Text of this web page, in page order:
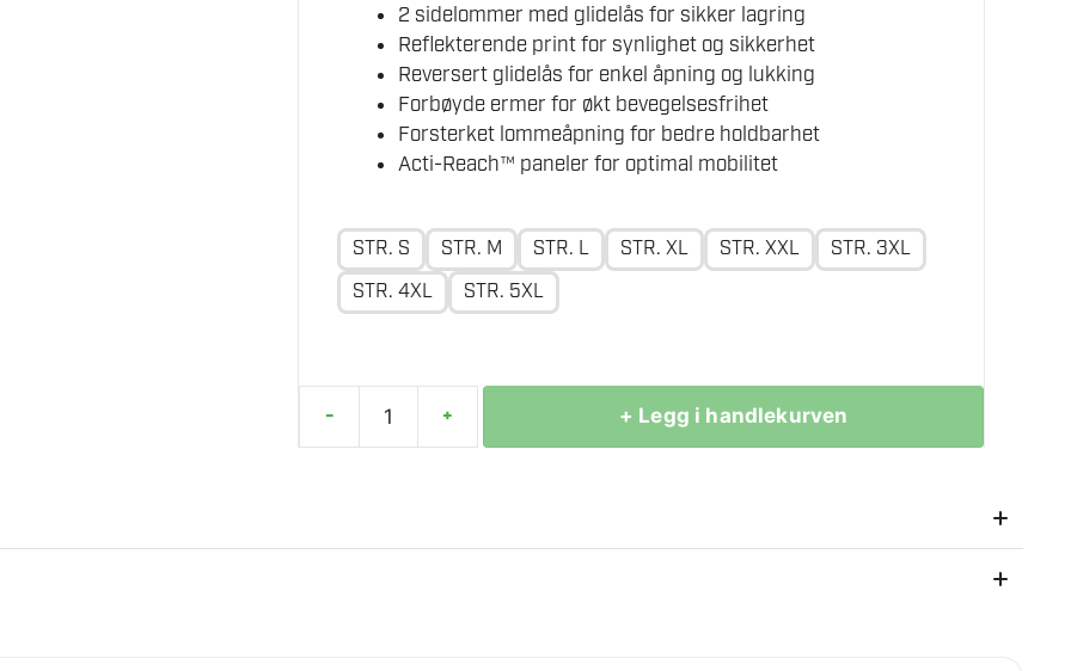
2 sidelommer med glidelås for sikker lagring
Reflekterende print for synlighet og sikkerhet
Reversert glidelås for enkel åpning og lukking
Forbøyde ermer for økt bevegelsesfrihet
Forsterket lommeåpning for bedre holdbarhet
Acti-Reach™ paneler for optimal mobilitet
STR. S STR. M STR. L STR. XL STR. XXL
STR. 3XL
STR. 4XL
STR. 5XL
-
PORTWEST
antall
+ + Legg i handlekurven